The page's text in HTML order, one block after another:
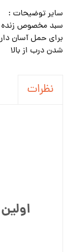
سایر توضیحات :
سبد مخصوص زنده
شدن درب از بالا
نظرات